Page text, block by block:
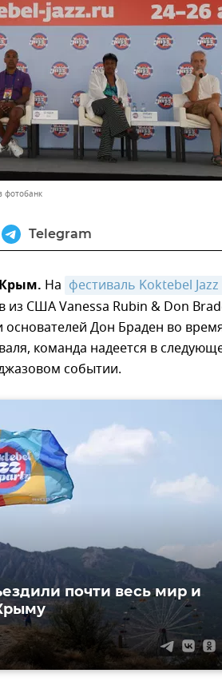
фотобанк
Telegram
Крым. На фестиваль Koktebel Jazz
из США Vanessa Rubin & Don
основателей Дон Браден во
команда надеется в
событии.
почти весь мир и